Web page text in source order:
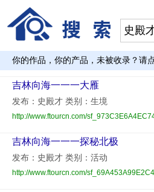
你的作品，你的产品，未被收录？请
吉林向海一一一大雁
发布：史殿才 类别：生境
http://www.ftourcn.com/
吉林向海一一一探秘北极
发布：史殿才 类别：活动
http://www.ftourcn.com/